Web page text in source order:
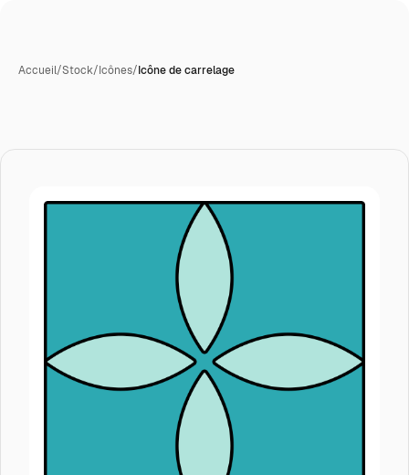
Accueil/Stock/Icônes/Icône de carrelage